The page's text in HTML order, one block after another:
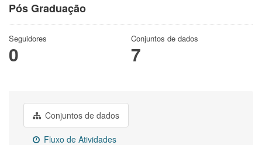
Pós Graduação
Seguidores
0
Conjuntos de dados
7
Conjuntos de dados
Fluxo de Atividades